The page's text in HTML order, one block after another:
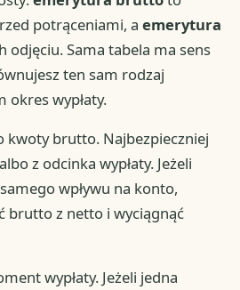
potrąceniami, aemerytura
odjęciu. Sama tabela ma sens
ten sam rodzaj
okres wypłaty.
kwoty brutto. Najbezpieczniej
z odcinka wypłaty. Jeżeli
wpływu na konto,
brutto z netto i wyciągnąć
wypłaty. Jeżeli jedna